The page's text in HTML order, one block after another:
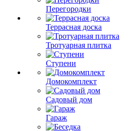
Перегородки
Террасная доска
Тротуарная плитка
Ступени
Домокомплект
Садовый дом
Гараж